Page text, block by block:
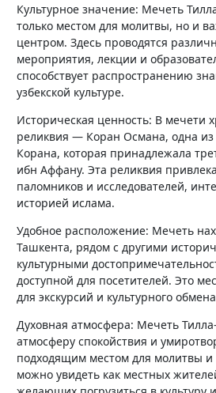
Культурное значение: Мечеть
только местом для молитвы, но и
центром. Здесь проводятся
мероприятия, лекции и
способствует распространению
узбекской культуре.
Историческая ценность: В мечети
реликвия — Коран Османа, одна
Корана, которая принадлежала
ибн Аффану. Эта реликвия
паломников и исследователей,
историей ислама.
Удобное расположение: Мечеть
Ташкента, рядом с другими
культурными
доступной для посетителей. Это
для экскурсий и культурного
Духовная атмосфера: Мечеть
атмосферу спокойствия и
подходящим местом для молитвы
можно увидеть как местных